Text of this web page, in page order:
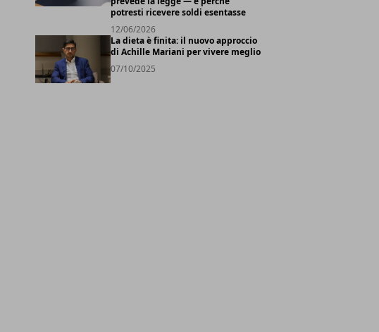
potresti ricevere soldi esentasse
12/06/2026
La dieta è finita: il nuovo approccio
di Achille Mariani per vivere meglio
07/10/2025